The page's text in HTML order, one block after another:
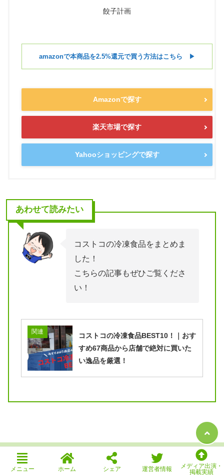
餃子計画
amazonで本商品を2.5%還元で買う方法はこちら ▶︎
Amazonで探す
楽天市場で探す
Yahooショッピングで探す
あわせて読みたい
コストコの冷凍食品をまとめま
した！
こちらの記事もぜひご覧くださ
い！
関連
コストコの冷凍食品BEST10！｜おす
すめ67商品から店舗で絶対に買いた
い逸品を厳選！
メニュー ホーム シェア 運営者情報
メディア出演・
掲載実績